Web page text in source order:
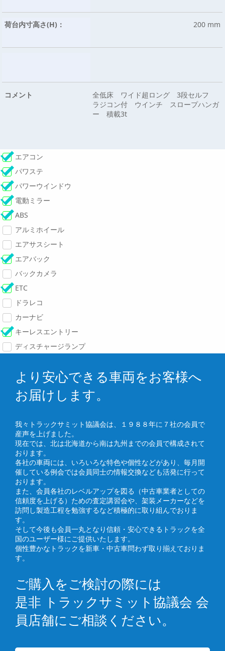
荷台内寸高さ(H)： 200 mm
コメント
全低床 ワイド超ロング 3段セルフ
ラジコン付 ウインチ スロープハンガ
ー 積載3t
エアコン
パワステ
パワーウインドウ
電動ミラー
ABS
アルミホイール
エアサスシート
エアバック
バックカメラ
ETC
ドラレコ
カーナビ
キーレスエントリー
ディスチャージランプ
より安心できる車両をお客様へ
お届けします。
我々トラックサミット協議会は、１９８８年に７社の会員で
産声を上げました。
現在では、北は北海道から南は九州までの会員で構成されて
おります。
各社の車両には、いろいろな特色や個性などがあり、毎月開
催している例会では会員同士の情報交換なども活発に行って
おります。
また、会員各社のレベルアップを図る（中古車業者としての
信頼度を上げる）ための査定講習会や、架装メーカーなどを
訪問し製造工程を勉強するなど積極的に取り組んでおりま
す。
そして今後も会員一丸となり信頼・安心できるトラックを全
国のユーザー様にご提供いたします。
個性豊かなトラックを新車・中古車問わず取り揃えておりま
す。
ご購入をご検討の際には
是非 トラックサミット協議会 会
員店舗にご相談ください。